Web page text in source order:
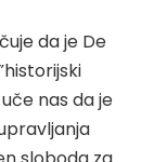
da je De
nas da je